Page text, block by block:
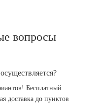
вопросы
Бесплатный
доставка до пунктов